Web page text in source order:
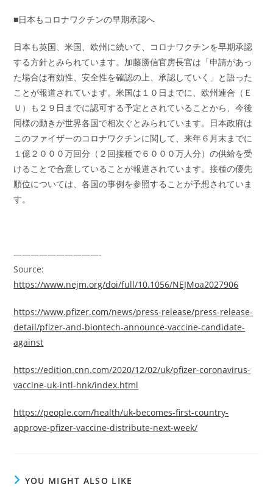
■日本もコロナワクチンの早期承認へ
日本も英国、米国、欧州に続いて、コロナワクチンを早期承認
する方針とみられています。加藤勝信官房長官は「申請があっ
た場合は有効性、安全性を確認の上、承認していく」と語った
ことが報道されています。米国は１０日までに、欧州連合（Ｅ
Ｕ）も２９日までに認可する予定とされていることから、今後
同様の動きが世界各国で相次ぐとみられています。日本政府は
このファイザーのコロナワクチンに関して、来年６月末までに
１億２０００万回分（２回接種で６０００万人分）の供給を受
けることで合意していることが報道されています。接種の優先
順位については、各国の事例を参照することが予想されていま
す。
——————————-
Source:
https://www.nejm.org/doi/full/10.1056/NEJMoa2027906
https://www.pfizer.com/news/press-release/press-release-
detail/pfizer-and-biontech-announce-vaccine-candidate-
against
https://edition.cnn.com/2020/12/02/uk/pfizer-coronavirus-
vaccine-uk-intl-hnk/index.html
https://people.com/health/uk-becomes-first-country-
approve-pfizer-vaccine-distribute-next-week/
YOU MIGHT ALSO LIKE